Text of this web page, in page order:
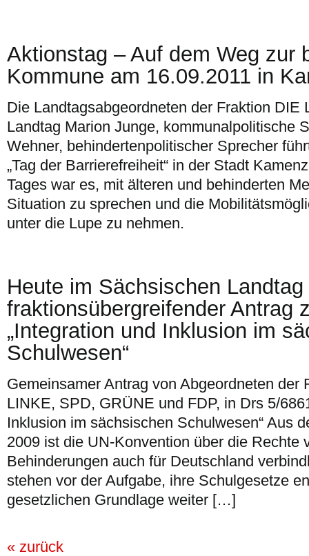
Aktionstag – Auf dem Weg zur
Kommune am 16.09.2011 in
Die Landtagsabgeordneten der Fraktion DIE
Landtag Marion Junge, kommunalpolitische
Wehner, behindertenpolitischer Sprecher
„Tag der Barrierefreiheit“ in der Stadt
Tages war es, mit älteren und behinderten
Situation zu sprechen und die
unter die Lupe zu nehmen.
Heute im Sächsischen Landtag
fraktionsübergreifender Antrag
„Integration und Inklusion im
Schulwesen“
Gemeinsamer Antrag von Abgeordneten
LINKE, SPD, GRÜNE und FDP, in Drs 5/
Inklusion im sächsischen Schulwesen“ Aus
2009 ist die UN-Konvention über die Rechte
Behinderungen auch für Deutschland
stehen vor der Aufgabe, ihre Schulgesetze
gesetzlichen Grundlage weiter […]
« zurück